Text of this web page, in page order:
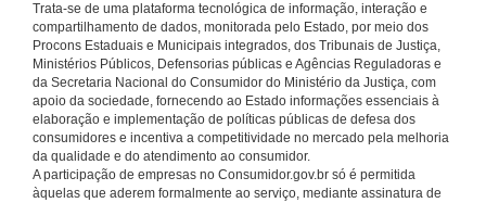
Trata-se de uma plataforma tecnológica de informação, interação e
compartilhamento de dados, monitorada pelo Estado, por meio dos
Procons Estaduais e Municipais integrados, dos Tribunais de Justiça,
Ministérios Públicos, Defensorias públicas e Agências Reguladoras e
da Secretaria Nacional do Consumidor do Ministério da Justiça, com
apoio da sociedade, fornecendo ao Estado informações essenciais à
elaboração e implementação de políticas públicas de defesa dos
consumidores e incentiva a competitividade no mercado pela melhoria
da qualidade e do atendimento ao consumidor.
A participação de empresas no Consumidor.gov.br só é permitida
àquelas que aderem formalmente ao serviço, mediante assinatura de